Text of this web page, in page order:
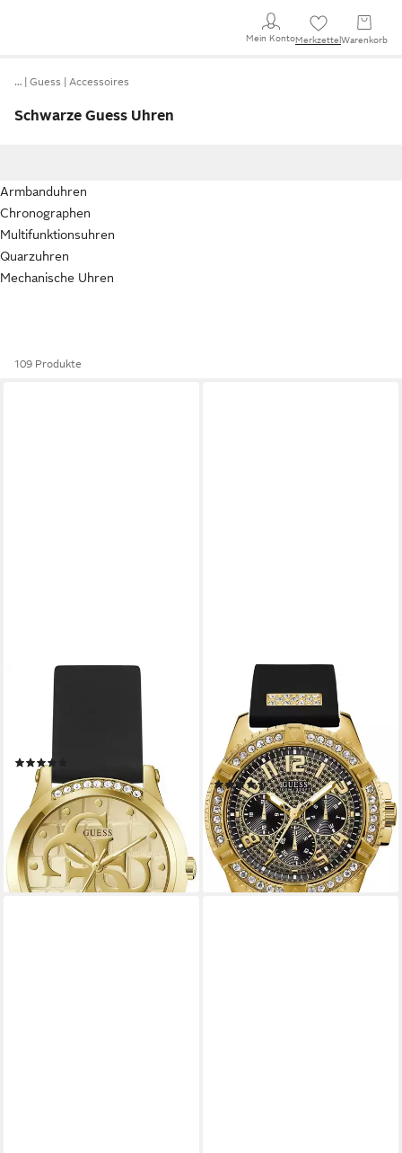
Mein KontoMerkzettel Warenkorb
… Guess Accessoires
Schwarze Guess Uhren
Armbanduhren
Chronographen
Multifunktionsuhren
Quarzuhren
Mechanische Uhren
109 Produkte
Quarzuhr ANNETTE
GW0860L1, Armbanduhr,
Damenuhr, Silikonarmband
ab 105,91 € UVP119,00 €
-11%
lieferbar - in 1-2 Werktagen bei dir
+2
Multifunktionsuhr FRONTIER
W1132G1, Armbanduhr,
Quarzuhr, Herrenuhr, analog,
Silikonarmband
(27)
ab 159,50 € UVP189,00 €
-16%
lieferbar - in 2-3 Werktagen bei dir